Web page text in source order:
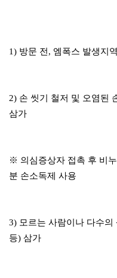
1) 방문 전, 엠폭스 발생지
2) 손 씻기 철저 및 오염된
삼가
※ 의심증상자 접촉 후 비
분 손소독제 사용
3) 모르는 사람이나 다수
등) 삼가